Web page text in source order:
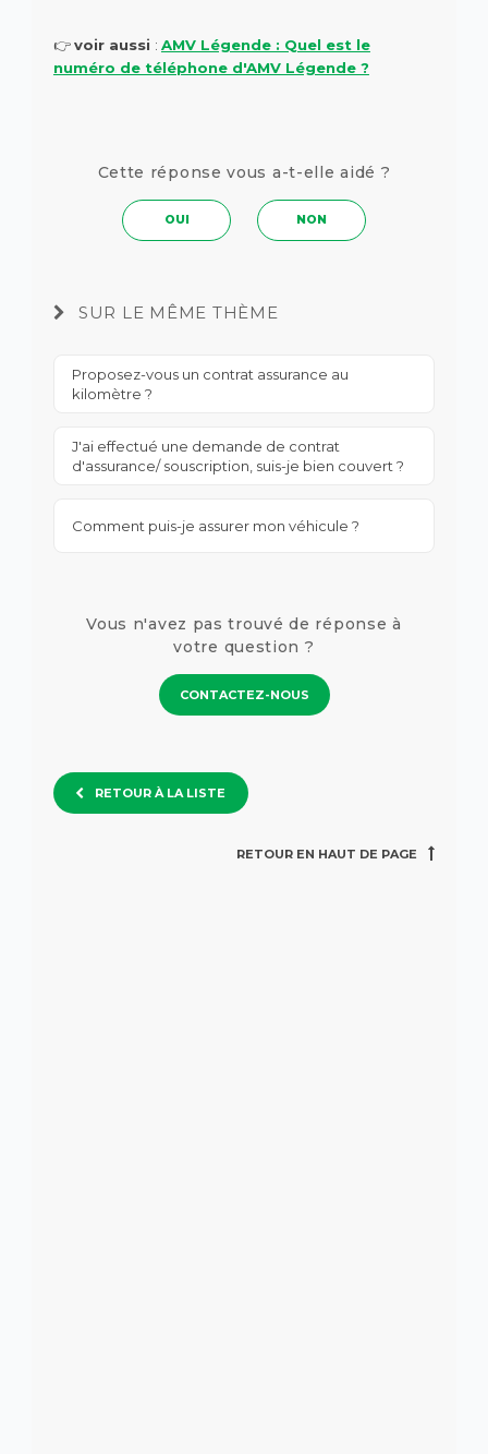
👉voir aussi : AMV Légende : Quel est le
numéro de téléphone d'AMV Légende ?
Cette réponse vous a-t-elle aidé ?
OUI NON
SUR LE MÊME THÈME
Proposez-vous un contrat assurance au
kilomètre ?
J'ai effectué une demande de contrat
d'assurance/ souscription, suis-je bien couvert ?
Comment puis-je assurer mon véhicule ?
Vous n'avez pas trouvé de réponse à
votre question ?
CONTACTEZ-NOUS
RETOUR À LA LISTE
RETOUR EN HAUT DE PAGE